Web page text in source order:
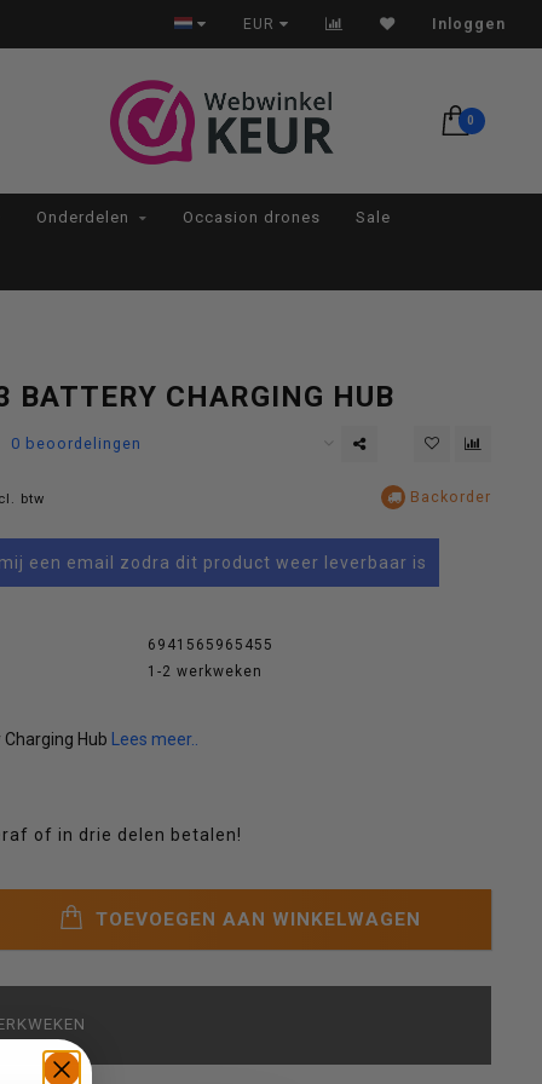
Op werkdagen voor 22:00 besteld, morgen in huis*
EUR Inloggen
0
Onderdelen Occasion drones Sale
BATTERY CHARGING HUB
0 beoordelingen
btw Backorder
een email zodra dit product weer leverbaar is
6941565965455
1-2 werkweken
Hub Lees meer..
of in drie delen betalen!
TOEVOEGEN AAN WINKELWAGEN